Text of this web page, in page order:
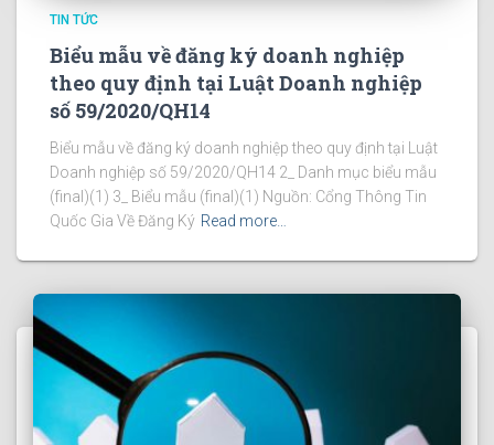
TIN TỨC
Biểu mẫu về đăng ký doanh nghiệp
theo quy định tại Luật Doanh nghiệp
số 59/2020/QH14
Biểu mẫu về đăng ký doanh nghiệp theo quy định tại Luật
Doanh nghiệp số 59/2020/QH14 2_ Danh mục biểu mẫu
(final)(1) 3_ Biểu mẫu (final)(1) Nguồn: Cổng Thông Tin
Quốc Gia Về Đăng Ký Read more…